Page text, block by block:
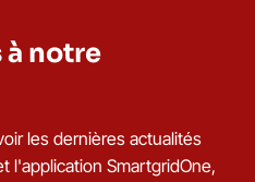
notre
les dernières actualités
l'application SmartgridOne,